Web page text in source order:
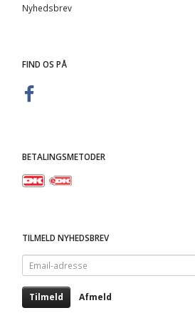
Nyhedsbrev
FIND OS PÅ
BETALINGSMETODER
TILMELD NYHEDSBREV
Email-
adresse
Tilmeld Afmeld